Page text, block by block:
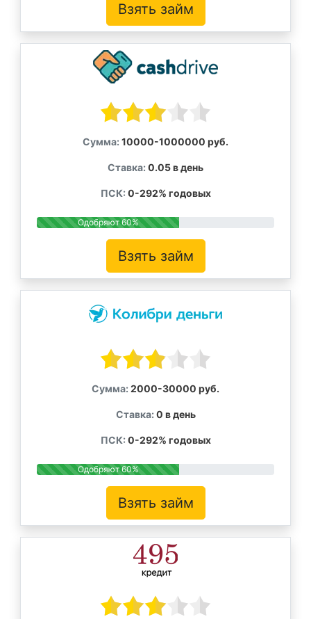
Взять займ
Сумма: 10000-1000000 руб.
Ставка: 0.05 в день
ПСК: 0-292% годовых
Одобряют 60%
Взять займ
Сумма: 2000-30000 руб.
Ставка: 0 в день
ПСК: 0-292% годовых
Одобряют 60%
Взять займ